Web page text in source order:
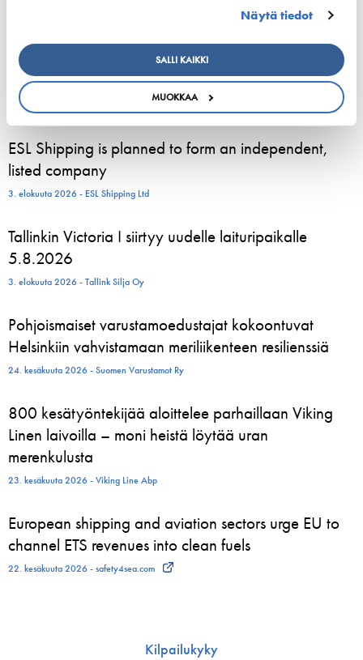
Näytä tiedot
SALLI KAIKKI
MUOKKAA
ESL Shipping is planned to form an independent,
listed company
3. elokuuta 2026 - ESL Shipping Ltd
Tallinkin Victoria I siirtyy uudelle laituripaikalle
5.8.2026
3. elokuuta 2026 - Tallink Silja Oy
Pohjoismaiset varustamoedustajat kokoontuvat
Helsinkiin vahvistamaan meriliikenteen resilienssiä
24. kesäkuuta 2026 - Suomen Varustamot Ry
800 kesätyöntekijää aloittelee parhaillaan Viking
Linen laivoilla – moni heistä löytää uran
merenkulusta
23. kesäkuuta 2026 - Viking Line Abp
European shipping and aviation sectors urge EU to
channel ETS revenues into clean fuels
22. kesäkuuta 2026 - safety4sea.com
Kilpailukyky